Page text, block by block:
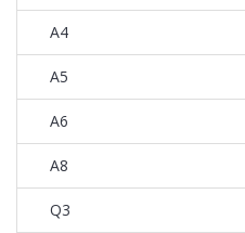
A4
A5
A6
A8
Q3